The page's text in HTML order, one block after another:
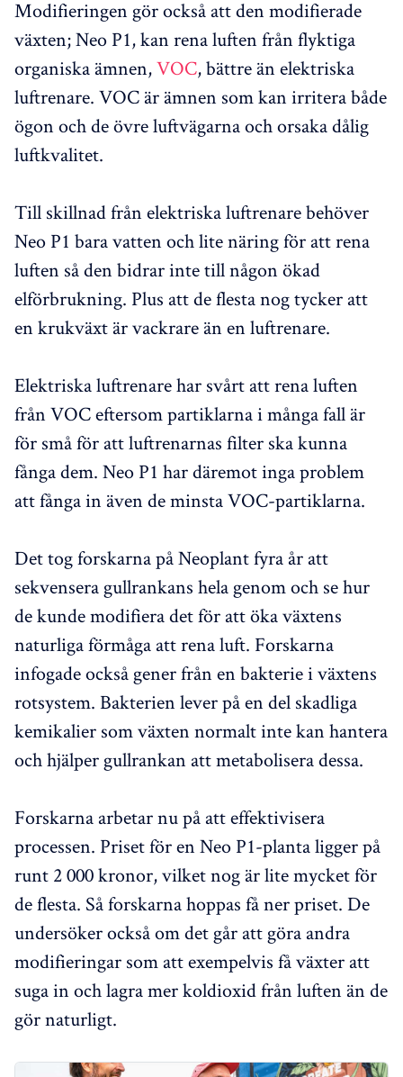
Modifieringen gör också att den modifierade
växten; Neo P1, kan rena luften från flyktiga
organiska ämnen,VOC, bättre än elektriska
luftrenare. VOC är ämnen som kan irritera både
ögon och de övre luftvägarna och orsaka dålig
luftkvalitet.
Till skillnad från elektriska luftrenare behöver
Neo P1 bara vatten och lite näring för att rena
luften så den bidrar inte till någon ökad
elförbrukning. Plus att de flesta nog tycker att
en krukväxt är vackrare än en luftrenare.
Elektriska luftrenare har svårt att rena luften
från VOC eftersom partiklarna i många fall är
för små för att luftrenarnas filter ska kunna
fånga dem. Neo P1 har däremot inga problem
att fånga in även de minsta VOC-partiklarna.
Det tog forskarna på Neoplant fyra år att
sekvensera gullrankans hela genom och se hur
de kunde modifiera det för att öka växtens
naturliga förmåga att rena luft. Forskarna
infogade också gener från en bakterie i växtens
rotsystem. Bakterien lever på en del skadliga
kemikalier som växten normalt inte kan hantera
och hjälper gullrankan att metabolisera dessa.
Forskarna arbetar nu på att effektivisera
processen. Priset för en Neo P1-planta ligger på
runt 2 000 kronor, vilket nog är lite mycket för
de flesta. Så forskarna hoppas få ner priset. De
undersöker också om det går att göra andra
modifieringar som att exempelvis få växter att
suga in och lagra mer koldioxid från luften än de
gör naturligt.